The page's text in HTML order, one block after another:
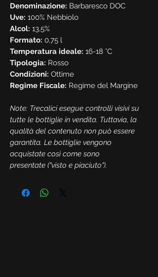
Denominazione: Barbaresco DOC
Uve: 100% Nebbiolo
Alcol: 13,5%
Formato: 0,75 l
Temperatura ideale: 16-18 °C
Tipologia: Rosso
Condizioni: Ottime
Regime Fiscale: Regime del Margine
Note: Trecalici esegue controlli visivi su
tutte le bottiglie in vendita. Tuttavia, la
qualità del contenuto non può essere
garantita. Le bottiglie vengono
acquistate così come sono
presentate ("visto e piaciuto").